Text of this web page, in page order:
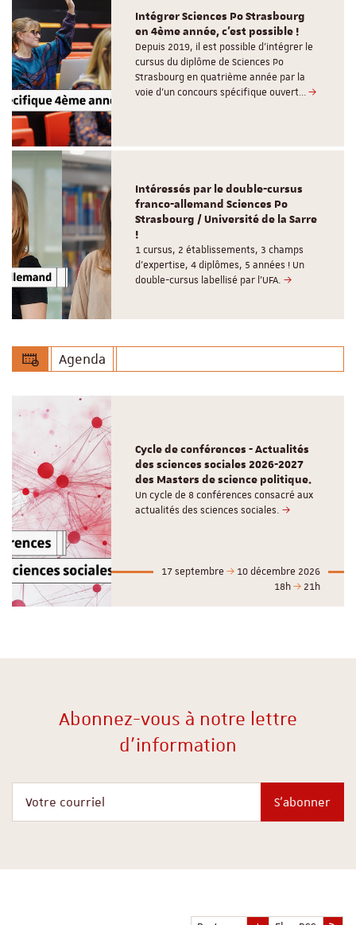
Intégrer Sciences Po Strasbourg
en 4ème année, c'est possible !
Depuis 2019, il est possible d’intégrer le
cursus du diplôme de Sciences Po
Strasbourg en quatrième année par la
voie d’un concours spécifique ouvert…
Intéressés par le double-cursus
franco-allemand Sciences Po
Strasbourg / Université de la Sarre
!
1 cursus, 2 établissements, 3 champs
d’expertise, 4 diplômes, 5 années ! Un
double-cursus labellisé par l'UFA.
Agenda
Cycle de conférences - Actualités
des sciences sociales 2026-2027
des Masters de science politique.
Un cycle de 8 conférences consacré aux
actualités des sciences sociales.
17 septembre
10 décembre 2026
18h
21h
Abonnez-vous à notre lettre
d'information
S'abonner